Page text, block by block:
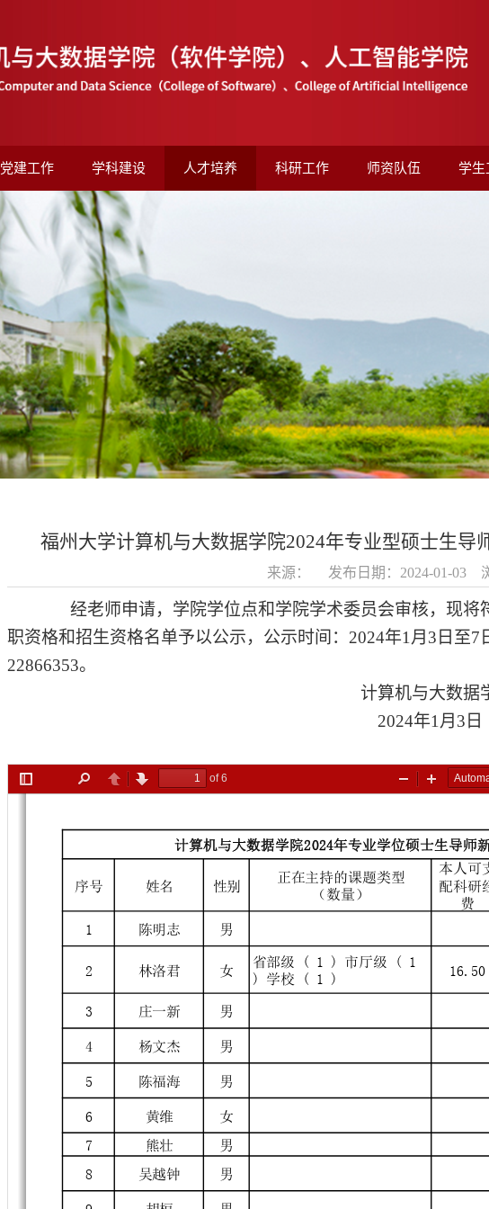
党建工作 学科建设 人才培养 科研工作 师资队伍 学生
福州大学计算机与大数据学院2024年专业型硕士生导
来源： 发布日期：2024-01-03
经老师申请，学院学位点和学院学术委员会审核，现将
职资格和招生资格名单予以公示，公示时间： 2024年1 月 3日至7
22866353。
计算机与大数据学
2024年1月3日